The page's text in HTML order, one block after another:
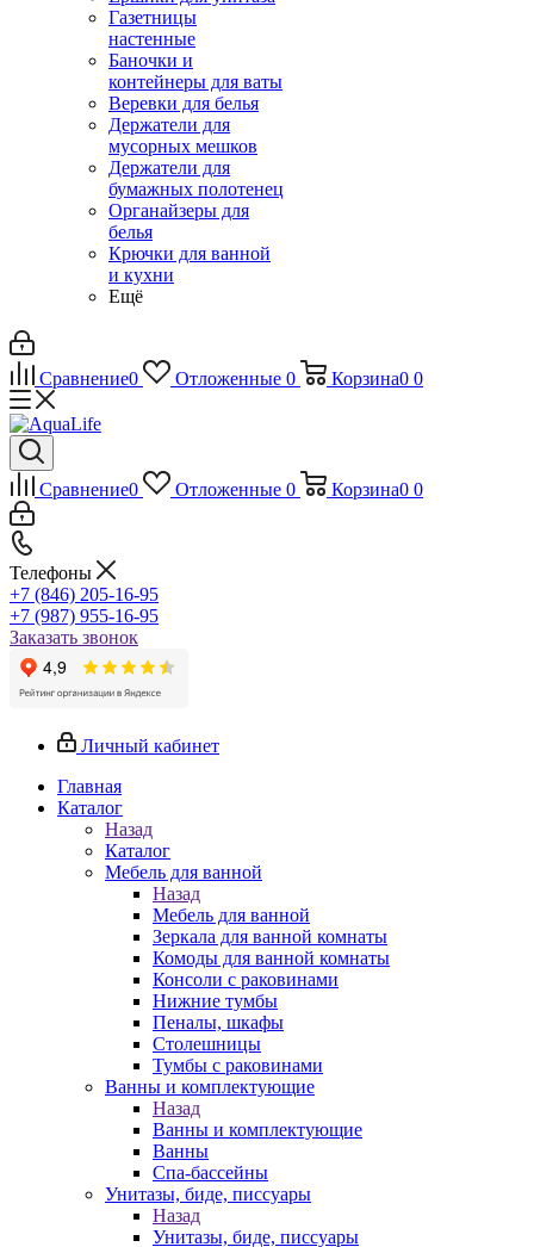
Газетницы
настенные
Баночки и
контейнеры для ваты
Веревки для белья
Держатели для
мусорных мешков
Держатели для
бумажных полотенец
Органайзеры для
белья
Крючки для ванной
и кухни
Ещё
Сравнение0 Отложенные 0 Корзина0 0
Сравнение0 Отложенные 0 Корзина0 0
Телефоны
+7 (846) 205-16-95
+7 (987) 955-16-95
Заказать звонок
Личный кабинет
Главная
Каталог
Назад
Каталог
Мебель для ванной
Назад
Мебель для ванной
Зеркала для ванной комнаты
Комоды для ванной комнаты
Консоли с раковинами
Нижние тумбы
Пеналы, шкафы
Столешницы
Тумбы с раковинами
Ванны и комплектующие
Назад
Ванны и комплектующие
Ванны
Спа-бассейны
Унитазы, биде, писсуары
Назад
Унитазы, биде, писсуары